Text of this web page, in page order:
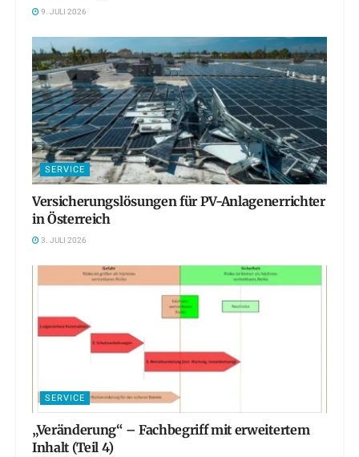
9. JULI 2026
SERVICE
Versicherungslösungen für PV-Anlagenerrichter
in Österreich
3. JULI 2026
SERVICE
„Veränderung“ – Fachbegriff mit erweitertem
Inhalt (Teil 4)